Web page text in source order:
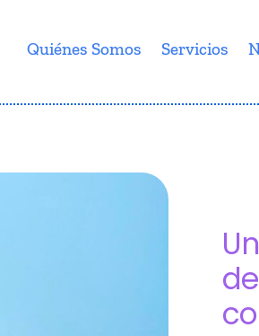
Quiénes Somos Servicios